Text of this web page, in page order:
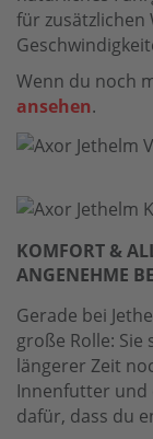
für zusätzlichen
Wenn du noch
ansehen.
KOMFORT &
ANGENEHME
Gerade bei
große Rolle:
längerer Zeit
Innenfutter und
dafür, dass du